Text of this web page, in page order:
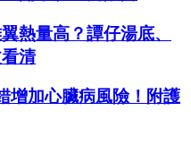
熱量高？譚仔湯底、
清
加心臟病風險！附護